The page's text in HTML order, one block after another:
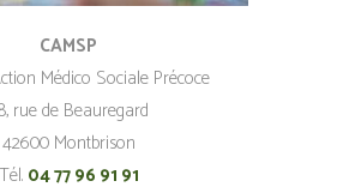
CAMSP
Médico Sociale Précoce
rue de Beauregard
42600 Montbrison
Tél. 04 77 96 91 91